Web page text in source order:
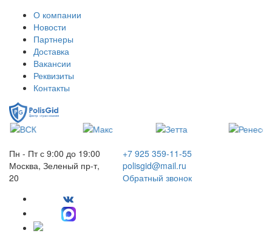
О компании
Новости
Партнеры
Доставка
Вакансии
Реквизиты
Контакты
Пн - Пт с 9:00 до 19:00
Москва, Зеленый пр-т,
20
+7 925 359-11-55
polisgid@mail.ru
Обратный звонок